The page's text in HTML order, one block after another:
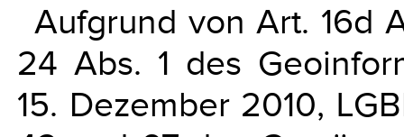
Aufgrund von Art. 16d
24 Abs. 1 des
15. Dezember 2010,